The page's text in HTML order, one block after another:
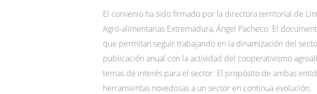
El convenio ha sido firmado por la directora territorial de
Agro-alimentarias Extremadura, Ángel Pacheco. El
que permitan seguir trabajando en la dinamización del
publicación anual con la actividad del cooperativismo
temas de interés para el sector. El propósito de ambas
herramientas novedosas a un sector en continua evolución.